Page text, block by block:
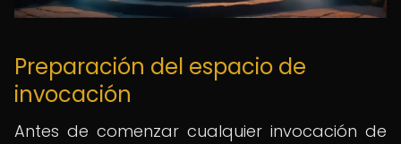
Preparación del espacio de
invocación
Antes de comenzar cualquier invocación de